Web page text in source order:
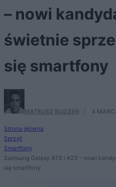
– nowi
świetnie
się smartfony
MATEUSZ BUDZEŃ 4
Strona główna
Sprzęt
Smartfony
Samsung Galaxy A13 i A23 – nowi
się smartfony